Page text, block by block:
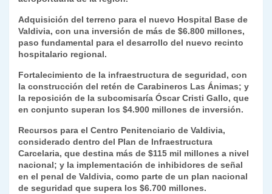
Adquisición del terreno para el nuevo Hospital Base de
Valdivia, con una inversión de más de $6.800 millones,
paso fundamental para el desarrollo del nuevo recinto
hospitalario regional.
Fortalecimiento de la infraestructura de seguridad, con
la construcción del retén de Carabineros Las Ánimas; y
la reposición de la subcomisaría Óscar Cristi Gallo, que
en conjunto superan los $4.900 millones de inversión.
Recursos para el Centro Penitenciario de Valdivia,
considerado dentro del Plan de Infraestructura
Carcelaria, que destina más de $115 mil millones a nivel
nacional; y la implementación de inhibidores de señal
en el penal de Valdivia, como parte de un plan nacional
de seguridad que supera los $6.700 millones.